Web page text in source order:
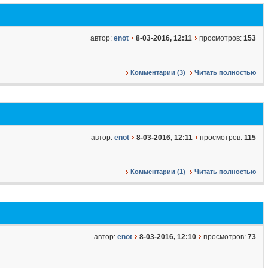
автор: enot 8-03-2016, 12:11 просмотров: 153
Комментарии (3) Читать полностью
автор: enot 8-03-2016, 12:11 просмотров: 115
Комментарии (1) Читать полностью
автор: enot 8-03-2016, 12:10 просмотров: 73